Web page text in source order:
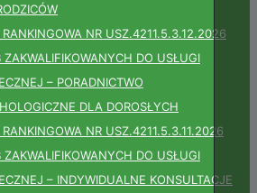
RANKINGOWA NR USZ.4211.5.3.12.2026
ZAKWALIFIKOWANYCH DO USŁUGI
– PORADNICTWO
DLA DOROSŁYCH
RANKINGOWA NR USZ.4211.5.3.11.2026
ZAKWALIFIKOWANYCH DO USŁUGI
– INDYWIDUALNE KONSULTACJE